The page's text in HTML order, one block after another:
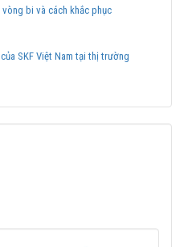
để có báo giá tốt nhất vòng
bi và cách khắc phục
SKF Việt Nam tại thị trường